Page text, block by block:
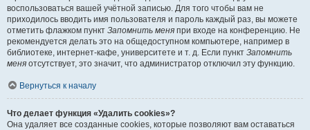
воспользоваться вашей учётной записью. Для того чтобы вам не
приходилось вводить имя пользователя и пароль каждый раз, вы можете
отметить флажком пункт Запомнить меня при входе на конференцию. Не
рекомендуется делать это на общедоступном компьютере, например в
библиотеке, интернет-кафе, университете и т. д. Если пункт Запомнить
меня отсутствует, это значит, что администратор отключил эту функцию.
Вернуться к началу
Что делает функция «Удалить cookies»?
Она удаляет все созданные cookies, которые позволяют вам оставаться